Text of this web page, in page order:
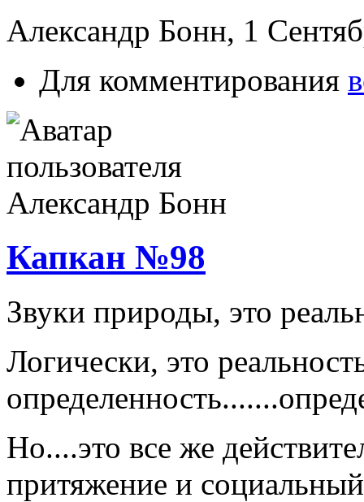
Александр Бонн, 1
Для комментирования
Капкан №98
Звуки природы, это
Логически, это
Но....это все же
притяжение и